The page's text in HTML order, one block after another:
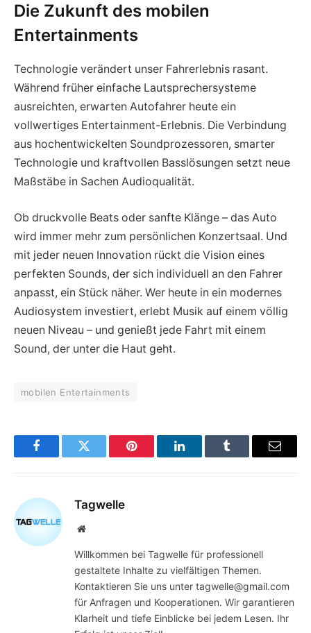
Die Zukunft des mobilen
Entertainments
Technologie verändert unser Fahrerlebnis rasant.
Während früher einfache Lautsprechersysteme
ausreichten, erwarten Autofahrer heute ein
vollwertiges Entertainment-Erlebnis. Die Verbindung
aus hochentwickelten Soundprozessoren, smarter
Technologie und kraftvollen Basslösungen setzt neue
Maßstäbe in Sachen Audioqualität.
Ob druckvolle Beats oder sanfte Klänge – das Auto
wird immer mehr zum persönlichen Konzertsaal. Und
mit jeder neuen Innovation rückt die Vision eines
perfekten Sounds, der sich individuell an den Fahrer
anpasst, ein Stück näher. Wer heute in ein modernes
Audiosystem investiert, erlebt Musik auf einem völlig
neuen Niveau – und genießt jede Fahrt mit einem
Sound, der unter die Haut geht.
mobilen Entertainments
FacebookTwitter Pinterest LinkedInTumblr Email
Tagwelle
Website
Willkommen bei Tagwelle für professionell
gestaltete Inhalte zu vielfältigen Themen.
Kontaktieren Sie uns unter tagwelle@gmail.com
für Anfragen und Kooperationen. Wir garantieren
Klarheit und tiefe Einblicke bei jedem Lesen. Ihr